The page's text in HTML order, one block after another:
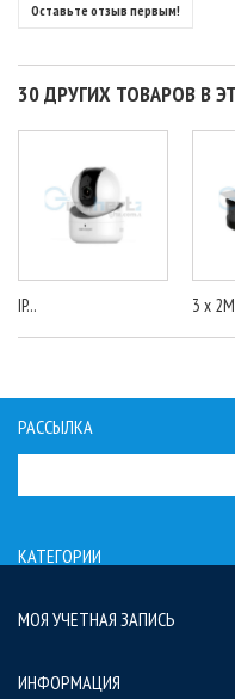
Оставьте отзыв первым!
30 ДРУГИХ ТОВАРОВ В
IP... 3 x
РАССЫЛКА
КАТЕГОРИИ
МОЯ УЧЕТНАЯ ЗАПИСЬ
ИНФОРМАЦИЯ